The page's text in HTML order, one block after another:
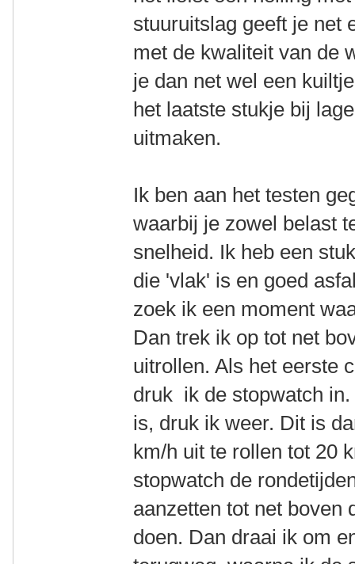
stuuruitslag geeft je net
met de kwaliteit van de
je dan net wel een
het laatste stukje bij
uitmaken.
Ik ben aan het testen
waarbij je zowel belast
snelheid. Ik heb een
die 'vlak' is en goed
zoek ik een moment
Dan trek ik op tot net
uitrollen. Als het eerste
druk ik de stopwatch
is, druk ik weer. Dit is
km/h uit te rollen tot 20
stopwatch de
aanzetten tot net boven
doen. Dan draai ik om